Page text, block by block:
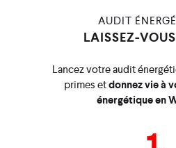
AUDIT
LAISSEZ-
Lancez votre audit
primes etdonnez vie à
énergétique en